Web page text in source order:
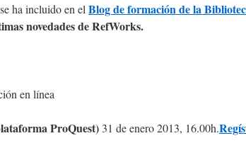
ha incluido en el Blog de formación de la
novedades de RefWorks.
en línea
ProQuest) 31 de enero 2013, 16.00h.